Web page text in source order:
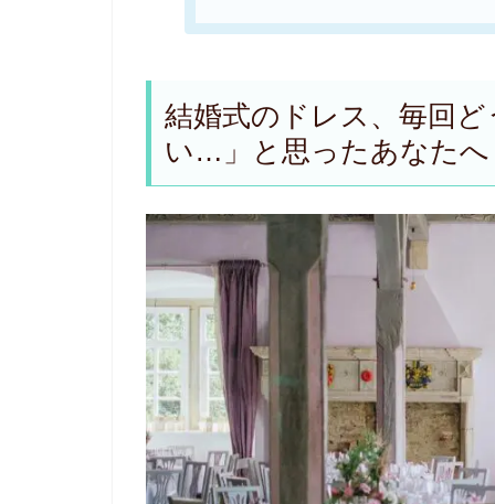
結婚式のドレス、毎回
い…」と思ったあなたへ